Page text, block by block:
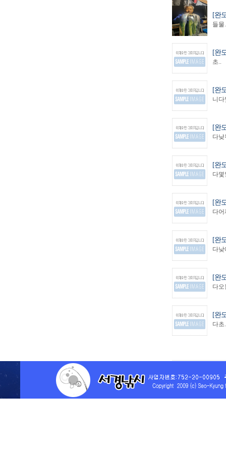
[완
들물
[완
초..
[완
니다
[완
다낮
[완
다몇
[완
다어
[완
다낮
[완
다오
[완
다초